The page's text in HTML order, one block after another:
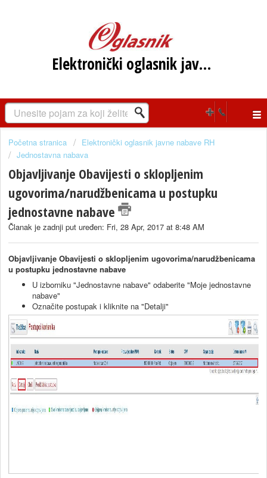
Elektronički oglasnik javne nabave RH
Početna stranica
Elektronički oglasnik javne nabave RH
Jednostavna nabava
Objavljivanje Obavijesti o sklopljenim
ugovorima/narudžbenicama u postupku
jednostavne nabave
Članak je zadnji put uređen: Fri, 28 Apr, 2017 at 8:48 AM
Objavljivanje Obavijesti o sklopljenim ugovorima/narudžbenicama
u postupku jednostavne nabave
U izborniku "Jednostavne nabave" odaberite "Moje jednostavne
nabave"
Označite postupak i kliknite na "Detalji"